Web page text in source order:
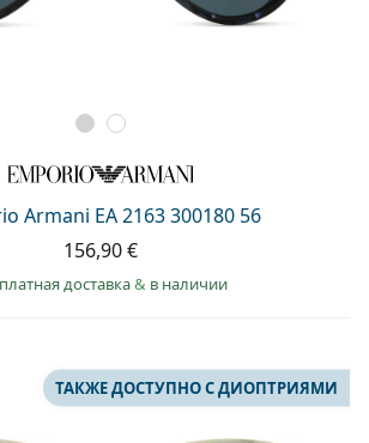
Armani EA 2163 300180 56
156,90 €
доставка& в наличии
ТАКЖЕ ДОСТУПНО С ДИОПТРИЯМИ